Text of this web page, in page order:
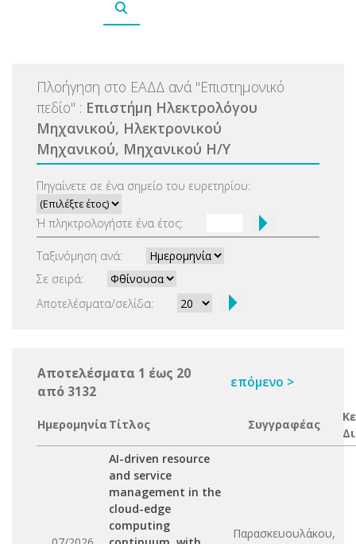
Πλοήγηση στο ΕΑΔΔ ανά "Επιστημονικό
πεδίο" : Επιστήμη Ηλεκτρολόγου
Μηχανικού, Ηλεκτρονικού
Μηχανικού, Μηχανικού Η/Υ
Πηγαίνετε σε ένα σημείο του ευρετηρίου:
Ή πληκτρολογήστε ένα έτος:
Ταξινόμηση ανά:
Σε σειρά:
Αποτελέσματα/σελίδα:
Αποτελέσματα 1 έως 20
από 3132
επόμενο >
Ημερομηνία Τίτλος Συγγραφέας
AI-driven resource
and service
management in the
cloud-edge
computing
Παρασκευουλάκου,